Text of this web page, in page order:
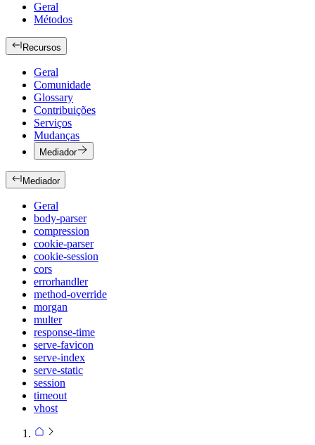
Geral
Métodos
Recursos
Geral
Comunidade
Glossary
Contribuições
Serviços
Mudanças
Mediador
Mediador
Geral
body-parser
compression
cookie-parser
cookie-session
cors
errorhandler
method-override
morgan
multer
response-time
serve-favicon
serve-index
serve-static
session
timeout
vhost